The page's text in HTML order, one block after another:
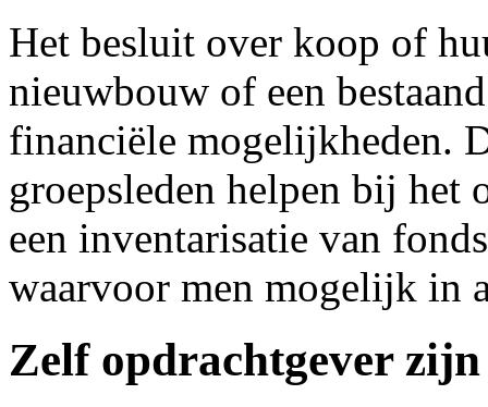
Het besluit over koop of
nieuwbouw of een
financiële mogelijkheden.
groepsleden helpen bij het
een inventarisatie van
waarvoor men mogelijk in
Zelf opdrachtgever zijn